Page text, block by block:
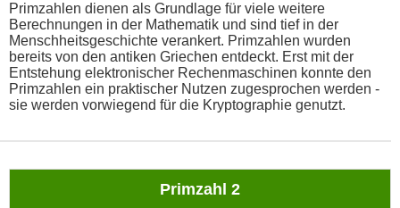
Primzahlen dienen als Grundlage für viele weitere
Berechnungen in der Mathematik und sind tief in der
Menschheitsgeschichte verankert. Primzahlen wurden
bereits von den antiken Griechen entdeckt. Erst mit der
Entstehung elektronischer Rechenmaschinen konnte den
Primzahlen ein praktischer Nutzen zugesprochen werden -
sie werden vorwiegend für die Kryptographie genutzt.
Primzahl 2